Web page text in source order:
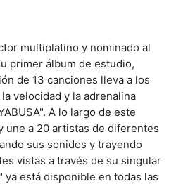
multiplatino y nominado al
primer álbum de estudio,
de 13 canciones lleva a los
velocidad y la adrenalina
A lo largo de este
une a 20 artistas de diferentes
sus sonidos y trayendo
vistas a través de su singular
ya está disponible en todas las